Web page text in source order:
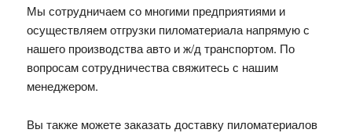
Мы сотрудничаем со многими предприятиями и
осуществляем отгрузки пиломатериала напрямую с
нашего производства авто и ж/д транспортом. По
вопросам сотрудничества свяжитесь с нашим
менеджером.
Вы также можете заказать доставку пиломатериалов